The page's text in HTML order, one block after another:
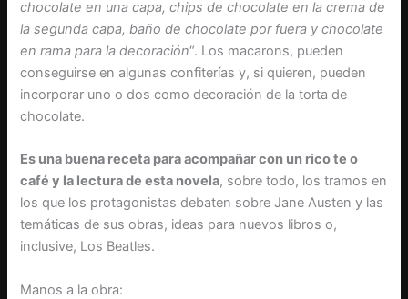
chocolate en una capa, chips de chocolate en la crema de
la segunda capa, baño de chocolate por fuera y chocolate
en rama para la decoración“. Los macarons, pueden
conseguirse en algunas confiterías y, si quieren, pueden
incorporar uno o dos como decoración de la torta de
chocolate.
Es una buena receta para acompañar con un rico te o
café y la lectura de esta novela, sobre todo, los tramos en
los que los protagonistas debaten sobre Jane Austen y las
temáticas de sus obras, ideas para nuevos libros o,
inclusive, Los Beatles.
Manos a la obra: